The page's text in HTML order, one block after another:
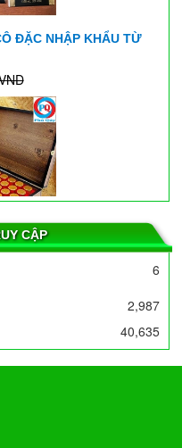
khi sử dụng máy tĩnh
ở quận Bình Thạnh
ĐẶC NHẬP KHẨU TỪ
45%
SAMSUNG HÀN QUỐC
CẬP
6
2,987
40,635